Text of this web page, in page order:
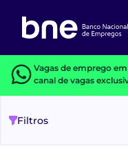
Vagas de emprego
canal de vagas
Filtros